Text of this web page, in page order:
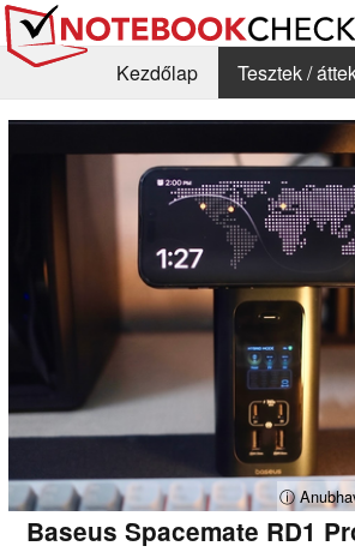
Kezdőlap
Tesztek /
Hírek
GYIK / Technológia /
Kapcsolat
ⓘ
Baseus Spacemate RD1